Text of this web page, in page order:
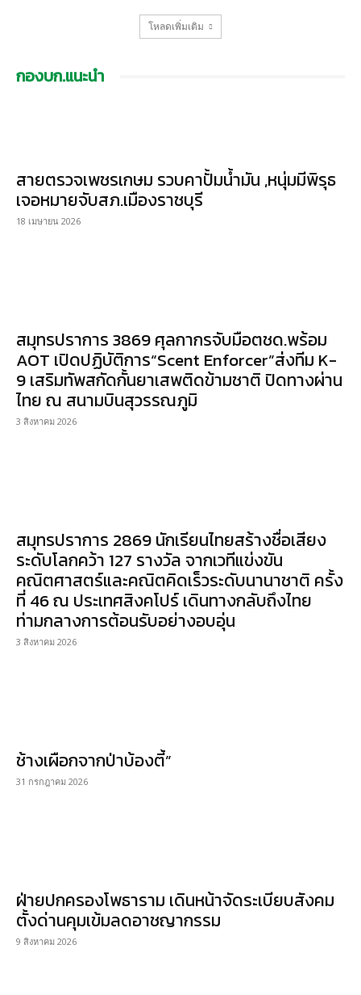
โหลดเพิ่มเติม
กองบก.แนะนำ
สายตรวจเพชรเกษม รวบคาปั้มน้ำมัน ,หนุ่มมีพิรุธ
เจอหมายจับสภ.เมืองราชบุรี
18 เมษายน 2026
สมุทรปราการ 3869 ศุลกากรจับมือตชด.พร้อม
AOT เปิดปฏิบัติการ“Scent Enforcer”ส่งทีม K-
9 เสริมทัพสกัดกั้นยาเสพติดข้ามชาติ ปิดทางผ่าน
ไทย ณ สนามบินสุวรรณภูมิ
3 สิงหาคม 2026
สมุทรปราการ 2869 นักเรียนไทยสร้างชื่อเสียง
ระดับโลกคว้า 127 รางวัล จากเวทีแข่งขัน
คณิตศาสตร์และคณิตคิดเร็วระดับนานาชาติ ครั้ง
ที่ 46 ณ ประเทศสิงคโปร์ เดินทางกลับถึงไทย
ท่ามกลางการต้อนรับอย่างอบอุ่น
3 สิงหาคม 2026
ช้างเผือกจากป่าบ้องตี้”
31 กรกฎาคม 2026
ฝ่ายปกครองโพธาราม เดินหน้าจัดระเบียบสังคม
ตั้งด่านคุมเข้มลดอาชญากรรม
9 สิงหาคม 2026